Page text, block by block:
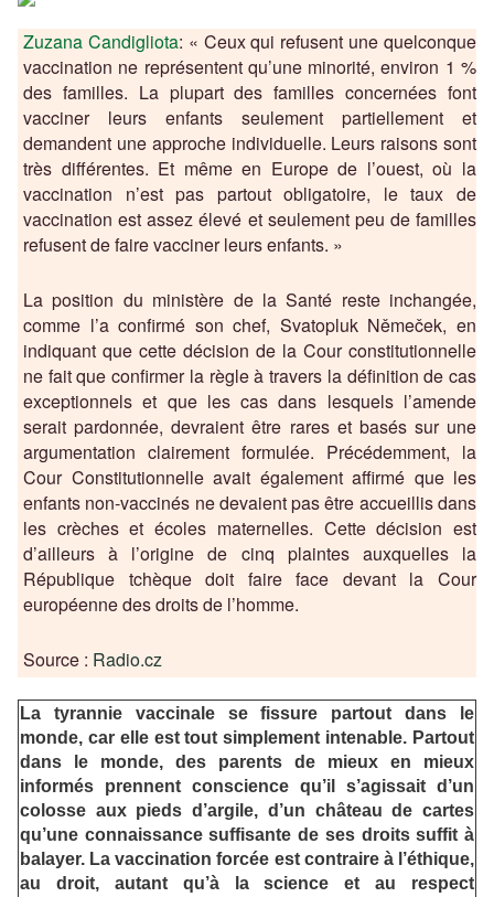
Zuzana Candigliota: « Ceux qui refusent une quelconque
vaccination ne représentent qu’une minorité, environ 1 %
des familles. La plupart des familles concernées font
vacciner leurs enfants seulement partiellement et
demandent une approche individuelle. Leurs raisons sont
très différentes. Et même en Europe de l’ouest, où la
vaccination n’est pas partout obligatoire, le taux de
vaccination est assez élevé et seulement peu de familles
refusent de faire vacciner leurs enfants. »
La position du ministère de la Santé reste inchangée,
comme l’a confirmé son chef, Svatopluk Němeček, en
indiquant que cette décision de la Cour constitutionnelle
ne fait que confirmer la règle à travers la définition de cas
exceptionnels et que les cas dans lesquels l’amende
serait pardonnée, devraient être rares et basés sur une
argumentation clairement formulée. Précédemment, la
Cour Constitutionnelle avait également affirmé que les
enfants non-vaccinés ne devaient pas être accueillis dans
les crèches et écoles maternelles. Cette décision est
d’ailleurs à l’origine de cinq plaintes auxquelles la
République tchèque doit faire face devant la Cour
européenne des droits de l’homme.
Source : Radio.cz
La tyrannie vaccinale se fissure partout dans le
monde, car elle est tout simplement intenable. Partout
dans le monde, des parents de mieux en mieux
informés prennent conscience qu’il s’agissait d’un
colosse aux pieds d’argile, d’un château de cartes
qu’une connaissance suffisante de ses droits suffit à
balayer. La vaccination forcée est contraire à l’éthique,
au droit, autant qu’à la science et au respect